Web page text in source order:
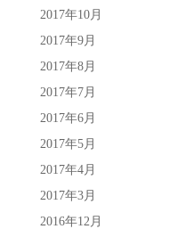
2017年10月
2017年9月
2017年8月
2017年7月
2017年6月
2017年5月
2017年4月
2017年3月
2016年12月